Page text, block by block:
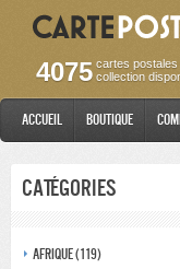
4075 cartes
collection
Accueil Boutique
Catégories
Afrique (119)